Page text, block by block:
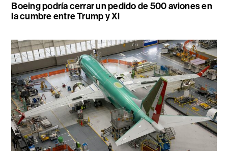
Boeing podría cerrar un pedido de 500 aviones en
la cumbre entre Trump y Xi